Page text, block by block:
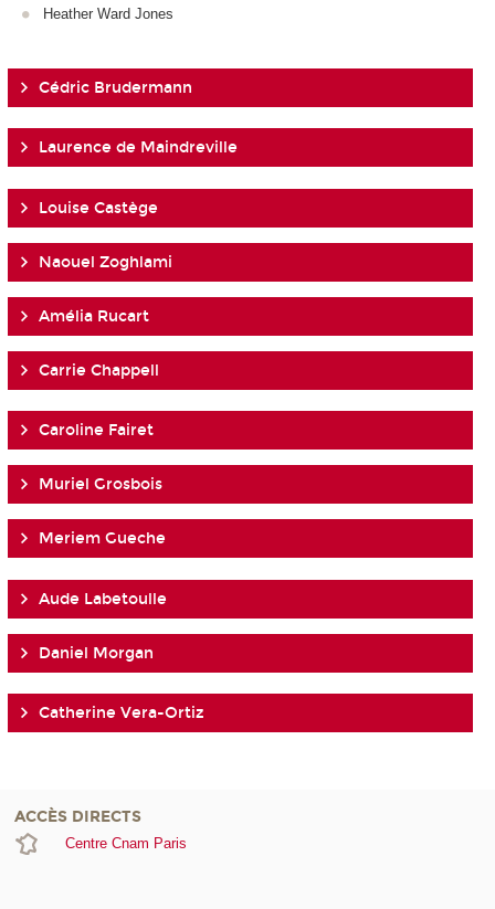
Heather Ward Jones
Cédric Brudermann
Laurence de Maindreville
Louise Castège
Naouel Zoghlami
Amélia Rucart
Carrie Chappell
Caroline Fairet
Muriel Grosbois
Meriem Gueche
Aude Labetoulle
Daniel Morgan
Catherine Vera-Ortiz
ACCÈS DIRECTS
Centre Cnam Paris